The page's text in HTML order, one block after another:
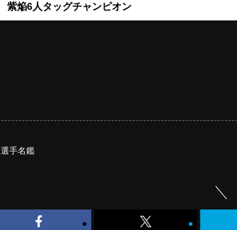
紫焔6人タッグチャンピオン
選手名鑑